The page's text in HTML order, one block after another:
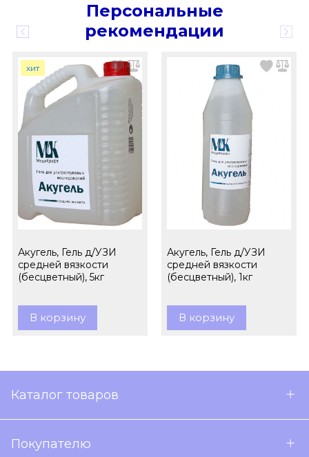
Персональные
рекомендации
хит
Акугель, Гель д/УЗИ
средней вязкости
(бесцветный), 5кг
В корзину
Акугель, Гель д/УЗИ
средней вязкости
(бесцветный), 1кг
В корзину
Каталог товаров
Покупателю